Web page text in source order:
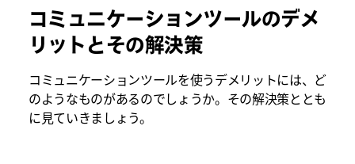
コミュニケーションツールのデメ
リットとその解決策
コミュニケーションツールを使うデメリットには、ど
のようなものがあるのでしょうか。その解決策ととも
に見ていきましょう。